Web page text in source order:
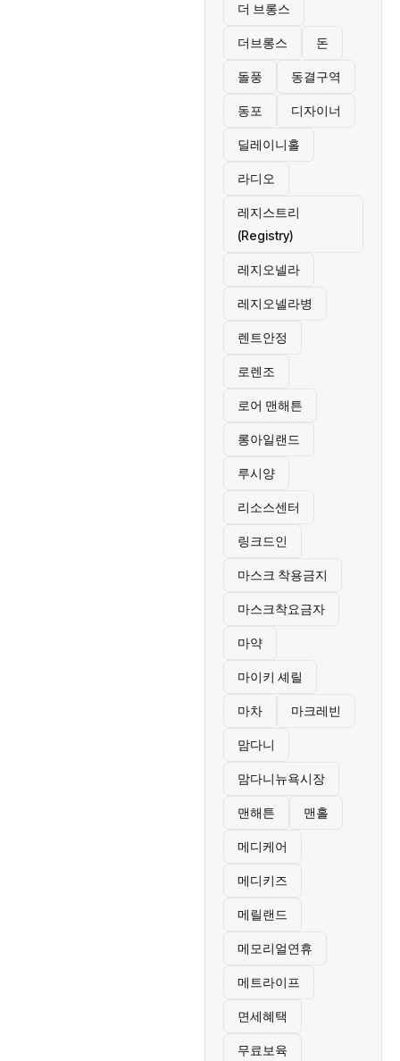
더 브롱스
더브롱스 돈
돌풍 동결구역
동포 디자이너
딜레이니홀
라디오
레지스트리
(Registry)
레지오넬라
레지오넬라병
렌트안정
로렌조
로어 맨해튼
롱아일랜드
루시양
리소스센터
링크드인
마스크 착용금지
마스크착요금자
마약
마이키 셰릴
마차 마크레빈
맘다니
맘다니뉴욕시장
맨해튼 맨홀
메디케어
메디키즈
메릴랜드
메모리얼연휴
메트라이프
면세혜택
무료보육